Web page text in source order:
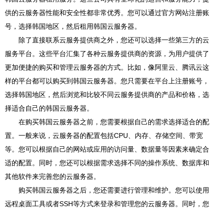
供的云服务器性能和安全性都非常优秀。您可以通过官方网站注册账
号，选择韩国地区，然后租用韩国云服务器。
除了直接联系云服务提供商之外，您还可以选择一些第三方的云
服务平台。这些平台汇集了各种云服务提供商的资源，为用户提供了
更加便捷的购买和管理云服务器的方式。比如，像阿里云、腾讯云这
样的平台都可以购买到韩国云服务器。您只需要在平台上注册账号，
选择韩国地区，然后浏览和比较不同云服务提供商的产品和价格，选
择适合自己的韩国云服务器。
在购买韩国云服务器之前，您需要根据自己的需求选择适合的配
置。一般来说，云服务器的配置包括CPU、内存、存储空间、带宽
等。您可以根据自己的网站或应用的访问量、数据量等因素来确定合
适的配置。同时，您还可以根据需求选择不同的操作系统、数据库和
其他软件来完善您的云服务器。
购买韩国云服务器之后，您还需要进行管理和维护。您可以使用
远程桌面工具或者SSH等方式来登录和管理您的云服务器。同时，您